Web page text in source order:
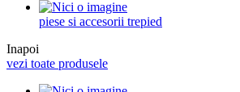
piese si accesorii trepied
Inapoi
vezi toate produsele